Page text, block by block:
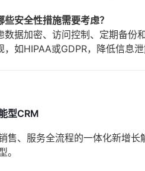
安全性措施需要考虑？
据加密、访问控制、定期备份
如HIPAA或GDPR，降低信息泄
型CRM
售、服务全流程的一体化新增长
。